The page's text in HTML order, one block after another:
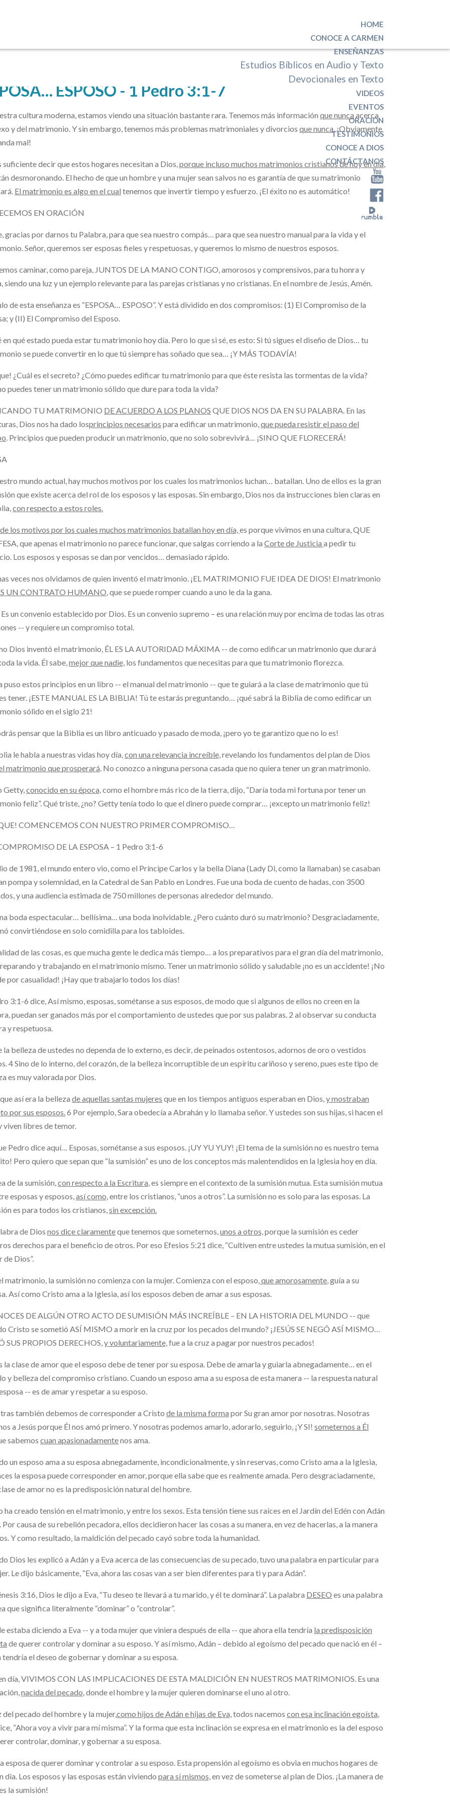
HOME
CONOCE A CARMEN
ENSEÑANZAS
Estudios Bíblicos en Audio y Texto
Devocionales en Texto
VIDEOS
EVENTOS
ORACIÓN
TESTIMONIOS
CONOCE A DIOS
CONTÁCTANOS
ESPOSO - 1 Pedro 3:1-7
cultura moderna, estamos viendo una situación bastante rara. Tenemos más información que nunca acerca
y del matrimonio. Y sin embargo, tenemos más problemas matrimoniales y divorcios que nunca. ¡Obviamente
mal!
suficiente decir que estos hogares necesitan a Dios,porque incluso muchos matrimonios cristianos de hoy en día,
desmoronando. El hecho de que un hombre y una mujer sean salvos no es garantía de que su matrimonio
El matrimonio es algo en el cual tenemos que invertir tiempo y esfuerzo. ¡El éxito no es automático!
EN ORACIÓN
gracias por darnos tu Palabra, para que sea nuestro compás… para que sea nuestro manual para la vida y el
Señor, queremos ser esposas fieles y respetuosas, y queremos lo mismo de nuestros esposos.
caminar, como pareja, JUNTOS DE LA MANO CONTIGO, amorosos y comprensivos, para tu honra y
siendo una luz y un ejemplo relevante para las parejas cristianas y no cristianas. En el nombre de Jesús, Amén.
de esta enseñanza es “ESPOSA… ESPOSO”. Y está dividido en dos compromisos: (1) El Compromiso de la
y (II) El Compromiso del Esposo.
en qué estado pueda estar tu matrimonio hoy día. Pero lo que si sé, es esto: Si tú sigues el diseño de Dios… tu
se puede convertir en lo que tú siempre has soñado que sea… ¡Y MÁS TODAVÍA!
¿Cuál es el secreto? ¿Cómo puedes edificar tu matrimonio para que éste resista las tormentas de la vida?
puedes tener un matrimonio sólido que dure para toda la vida?
TU MATRIMONIO DE ACUERDO A LOS PLANOS QUE DIOS NOS DA EN SU PALABRA. En las
Dios nos ha dado losprincipios necesarios para edificar un matrimonio,que pueda resistir el paso del
. Principios que pueden producir un matrimonio, que no solo sobrevivirá… ¡SINO QUE FLORECERÁ!
mundo actual, hay muchos motivos por los cuales los matrimonios luchan… batallan. Uno de ellos es la gran
que existe acerca del rol de los esposos y las esposas. Sin embargo, Dios nos da instrucciones bien claras en
con respecto a estos roles.
los motivos por los cuales muchos matrimonios batallan hoy en día,es porque vivimos en una cultura, QUE
que apenas el matrimonio no parece funcionar, que salgas corriendo a la Corte de Justicia a pedir tu
Los esposos y esposas se dan por vencidos… demasiado rápido.
veces nos olvidamos de quien inventó el matrimonio. ¡EL MATRIMONIO FUE IDEA DE DIOS! El matrimonio
UN CONTRATO HUMANO, que se puede romper cuando a uno le da la gana.
un convenio establecido por Dios. Es un convenio supremo – es una relación muy por encima de todas las otras
-- y requiere un compromiso total.
Dios inventó el matrimonio, ÉL ES LA AUTORIDAD MÁXIMA -- de como edificar un matrimonio que durará
la vida. Él sabe,mejor que nadie, los fundamentos que necesitas para que tu matrimonio florezca.
puso estos principios en un libro -- el manual del matrimonio -- que te guiará a la clase de matrimonio que tú
tener. ¡ESTE MANUAL ES LA BIBLIA! Tú te estarás preguntando… ¡qué sabrá la Biblia de como edificar un
sólido en el siglo 21!
pensar que la Biblia es un libro anticuado y pasado de moda, ¡pero yo te garantizo que no lo es!
le habla a nuestras vidas hoy día,con una relevancia increíble,revelando los fundamentos del plan de Dios
matrimonio que prosperará. No conozco a ninguna persona casada que no quiera tener un gran matrimonio.
Getty,conocido en su época,como el hombre más rico de la tierra, dijo, “Daría toda mi fortuna por tener un
feliz”. Qué triste, ¿no? Getty tenía todo lo que el dinero puede comprar… ¡excepto un matrimonio feliz!
COMENCEMOS CON NUESTRO PRIMER COMPROMISO…
DE LA ESPOSA – 1 Pedro 3:1-6
de 1981, el mundo entero vio, como el Príncipe Carlos y la bella Diana (Lady Di, como la llamaban) se casaban
pompa y solemnidad, en la Catedral de San Pablo en Londres. Fue una boda de cuento de hadas, con 3500
y una audiencia estimada de 750 millones de personas alrededor del mundo.
boda espectacular… bellísima… una boda inolvidable. ¿Pero cuánto duró su matrimonio? Desgraciadamente,
convirtiéndose en solo comidilla para los tabloides.
de las cosas, es que mucha gente le dedica más tiempo… a los preparativos para el gran día del matrimonio,
y trabajando en el matrimonio mismo. Tener un matrimonio sólido y saludable ¡no es un accidente! ¡No
por casualidad! ¡Hay que trabajarlo todos los días!
3:1-6 dice, Así mismo, esposas, sométanse a sus esposos, de modo que si algunos de ellos no creen en la
puedan ser ganados más por el comportamiento de ustedes que por sus palabras. 2 al observar su conducta
y respetuosa.
la belleza de ustedes no dependa de lo externo, es decir, de peinados ostentosos, adornos de oro o vestidos
4 Sino de lo interno, del corazón, de la belleza incorruptible de un espíritu cariñoso y sereno, pues este tipo de
es muy valorada por Dios.
así era la belleza de aquellas santas mujeres que en los tiempos antiguos esperaban en Dios,y mostraban
por sus esposos.6 Por ejemplo, Sara obedecía a Abrahán y lo llamaba señor. Y ustedes son sus hijas, si hacen el
viven libres de temor.
Pedro dice aquí… Esposas, sométanse a sus esposos. ¡UY YU YUY! ¡El tema de la sumisión no es nuestro tema
Pero quiero que sepan que “la sumisión” es uno de los conceptos más malentendidos en la Iglesia hoy en día.
de la sumisión,con respecto a la Escritura, es siempre en el contexto de la sumisión mutua. Esta sumisión mutua
esposas y esposos,así como,entre los cristianos, “unos a otros”. La sumisión no es solo para las esposas. La
es para todos los cristianos,sin excepción.
de Dios nos dice claramenteque tenemos que someternos,unos a otros,porque la sumisión es ceder
derechos para el beneficio de otros. Por eso Efesios 5:21 dice, “Cultiven entre ustedes la mutua sumisión, en el
de Dios”.
matrimonio, la sumisión no comienza con la mujer. Comienza con el esposo, que amorosamente, guía a su
Así como Cristo ama a la Iglesia, así los esposos deben de amar a sus esposas.
DE ALGÚN OTRO ACTO DE SUMISIÓN MÁS INCREÍBLE – EN LA HISTORIA DEL MUNDO -- que
Cristo se sometió ASÍ MISMO a morir en la cruz por los pecados del mundo? ¡JESÚS SE NEGÓ ASÍ MISMO…
SUS PROPIOS DERECHOS,y voluntariamente,fue a la cruz a pagar por nuestros pecados!
la clase de amor que el esposo debe de tener por su esposa. Debe de amarla y guiarla abnegadamente… en el
y belleza del compromiso cristiano. Cuando un esposo ama a su esposa de esta manera -- la respuesta natural
-- es de amar y respetar a su esposo.
también debemos de corresponder a Cristo de la misma forma por Su gran amor por nosotras. Nosotras
a Jesús porque Él nos amó primero. Y nosotras podemos amarlo, adorarlo, seguirlo, ¡Y SI! someternos a Él
sabemos cuan apasionadamentenos ama.
un esposo ama a su esposa abnegadamente, incondicionalmente, y sin reservas, como Cristo ama a la Iglesia,
la esposa puede corresponder en amor, porque ella sabe que es realmente amada. Pero desgraciadamente,
de amor no es la predisposición natural del hombre.
ha creado tensión en el matrimonio, y entre los sexos. Esta tensión tiene sus raíces en el Jardín del Edén con Adán
Por causa de su rebelión pecadora, ellos decidieron hacer las cosas a su manera, en vez de hacerlas, a la manera
Y como resultado, la maldición del pecado cayó sobre toda la humanidad.
Dios les explicó a Adán y a Eva acerca de las consecuencias de su pecado, tuvo una palabra en particular para
Le dijo básicamente, “Eva, ahora las cosas van a ser bien diferentes para ti y para Adán”.
3:16, Dios le dijo a Eva, “Tu deseo te llevará a tu marido, y él te dominará”. La palabra DESEO es una palabra
que significa literalmente “dominar” o “controlar”.
estaba diciendo a Eva -- y a toda mujer que viniera después de ella -- que ahora ella tendría la predisposición
de querer controlar y dominar a su esposo. Y así mismo, Adán – debido al egoísmo del pecado que nació en él –
tendría el deseo de gobernar y dominar a su esposa.
día, VIVIMOS CON LAS IMPLICACIONES DE ESTA MALDICIÓN EN NUESTROS MATRIMONIOS. Es una
nacida del pecado, donde el hombre y la mujer quieren dominarse el uno al otro.
del pecado del hombre y la mujer,como hijos de Adán e hijas de Eva,todos nacemos con esa inclinación egoísta,
“Ahora voy a vivir para mí misma”. Y la forma que esta inclinación se expresa en el matrimonio es la del esposo
controlar, dominar, y gobernar a su esposa.
esposa de querer dominar y controlar a su esposo. Esta propensión al egoísmo es obvia en muchos hogares de
día. Los esposos y las esposas están viviendo para sí mismos,en vez de someterse al plan de Dios. ¡La manera de
la sumisión!